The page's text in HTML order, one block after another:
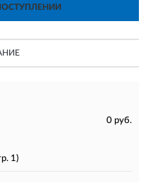
0 руб.
1)